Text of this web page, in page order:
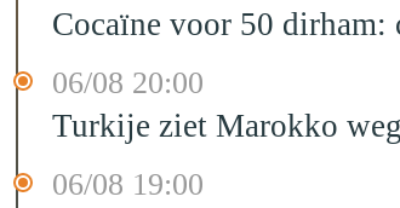
Cocaïne voor 50 dirham:
06/08 20:00
Turkije ziet Marokko
06/08 19:00